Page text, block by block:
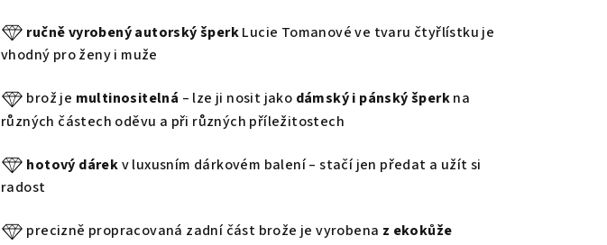
ručně vyrobený autorský šperkLucie Tomanové ve tvaru čtyřlístku je
vhodný pro ženy i muže
brož je multinositelná – lze ji nosit jako dámský i pánský šperkna
různých částech oděvu a při různých příležitostech
hotový dárekv luxusním dárkovém balení – stačí jen předat a užít si
radost
precizně propracovaná zadní část brože je vyrobena z ekokůže